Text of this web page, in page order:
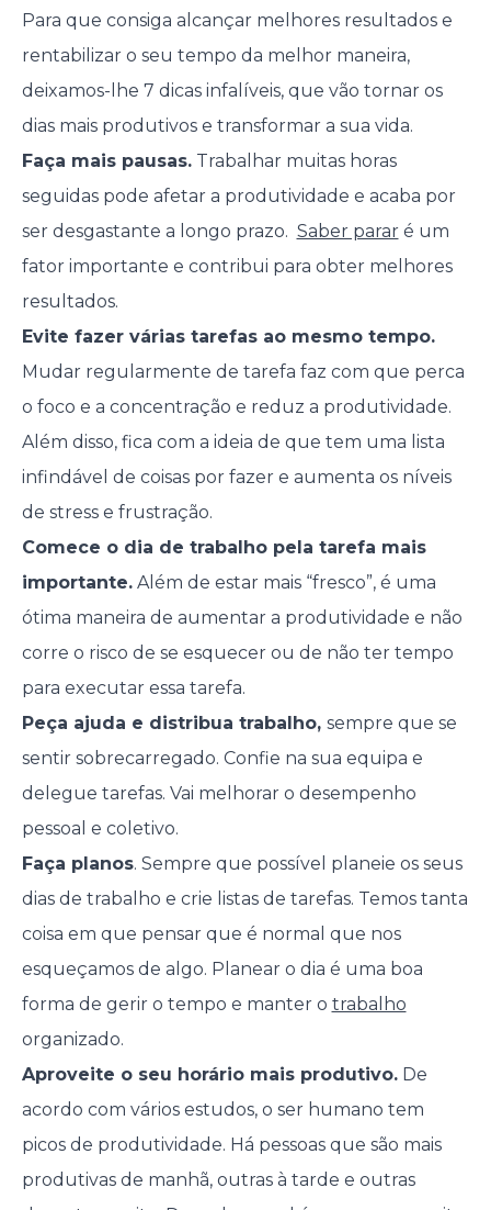
Para que consiga alcançar melhores resultados e
rentabilizar o seu tempo da melhor maneira,
deixamos-lhe 7 dicas infalíveis, que vão tornar os
dias mais produtivos e transformar a sua vida.
Faça mais pausas.Trabalhar muitas horas
seguidas pode afetar a produtividade e acaba por
ser desgastante a longo prazo. Saber pararé um
fator importante e contribui para obter melhores
resultados.
Evite fazer várias tarefas ao mesmo tempo.
Mudar regularmente de tarefa faz com que perca
o foco e a concentração e reduz a produtividade.
Além disso, fica com a ideia de que tem uma lista
infindável de coisas por fazer e aumenta os níveis
de stress e frustração.
Comece o dia de trabalho pela tarefa mais
importante.Além de estar mais “fresco”, é uma
ótima maneira de aumentar a produtividade e não
corre o risco de se esquecer ou de não ter tempo
para executar essa tarefa.
Peça ajuda e distribua trabalho, sempre que se
sentir sobrecarregado. Confie na sua equipa e
delegue tarefas. Vai melhorar o desempenho
pessoal e coletivo.
Faça planos. Sempre que possível planeie os seus
dias de trabalho e crie listas de tarefas. Temos tanta
coisa em que pensar que é normal que nos
esqueçamos de algo. Planear o dia é uma boa
forma de gerir o tempo e manter o trabalho
organizado.
Aproveite o seu horário mais produtivo.De
acordo com vários estudos, o ser humano tem
picos de produtividade. Há pessoas que são mais
produtivas de manhã, outras à tarde e outras